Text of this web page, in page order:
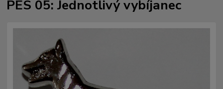
PES 05: Jednotlivý vybíjanec